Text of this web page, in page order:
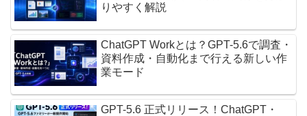
りやすく解説
ChatGPT Workとは？GPT-5.6で調査・
資料作成・自動化まで行える新しい作
業モード
GPT-5.6 正式リリース！ChatGPT・